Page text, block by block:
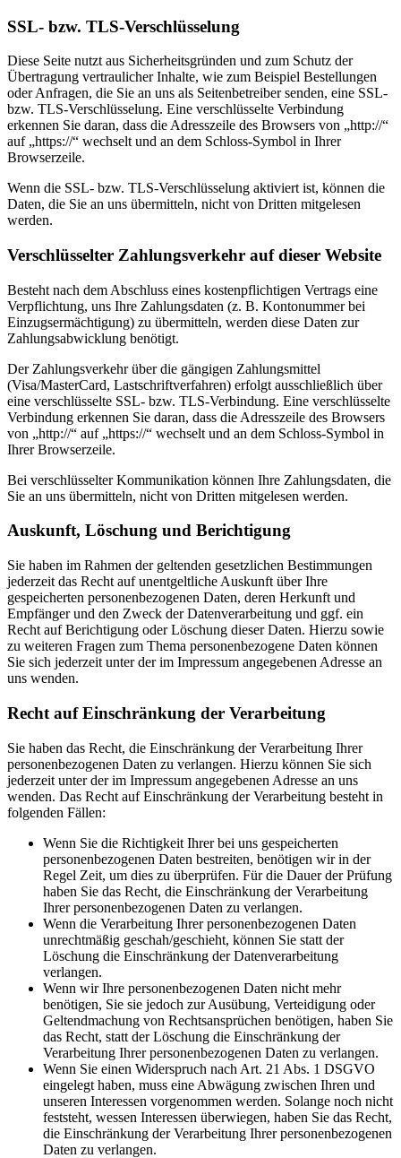
SSL- bzw. TLS-Verschlüsselung
Diese Seite nutzt aus Sicherheitsgründen und zum Schutz der
Übertragung vertraulicher Inhalte, wie zum Beispiel Bestellungen
oder Anfragen, die Sie an uns als Seitenbetreiber senden, eine SSL-
bzw. TLS-Verschlüsselung. Eine verschlüsselte Verbindung
erkennen Sie daran, dass die Adresszeile des Browsers von „http://“
auf „https://“ wechselt und an dem Schloss-Symbol in Ihrer
Browserzeile.
Wenn die SSL- bzw. TLS-Verschlüsselung aktiviert ist, können die
Daten, die Sie an uns übermitteln, nicht von Dritten mitgelesen
werden.
Verschlüsselter Zahlungsverkehr auf dieser Website
Besteht nach dem Abschluss eines kostenpflichtigen Vertrags eine
Verpflichtung, uns Ihre Zahlungsdaten (z. B. Kontonummer bei
Einzugsermächtigung) zu übermitteln, werden diese Daten zur
Zahlungsabwicklung benötigt.
Der Zahlungsverkehr über die gängigen Zahlungsmittel
(Visa/MasterCard, Lastschriftverfahren) erfolgt ausschließlich über
eine verschlüsselte SSL- bzw. TLS-Verbindung. Eine verschlüsselte
Verbindung erkennen Sie daran, dass die Adresszeile des Browsers
von „http://“ auf „https://“ wechselt und an dem Schloss-Symbol in
Ihrer Browserzeile.
Bei verschlüsselter Kommunikation können Ihre Zahlungsdaten, die
Sie an uns übermitteln, nicht von Dritten mitgelesen werden.
Auskunft, Löschung und Berichtigung
Sie haben im Rahmen der geltenden gesetzlichen Bestimmungen
jederzeit das Recht auf unentgeltliche Auskunft über Ihre
gespeicherten personenbezogenen Daten, deren Herkunft und
Empfänger und den Zweck der Datenverarbeitung und ggf. ein
Recht auf Berichtigung oder Löschung dieser Daten. Hierzu sowie
zu weiteren Fragen zum Thema personenbezogene Daten können
Sie sich jederzeit unter der im Impressum angegebenen Adresse an
uns wenden.
Recht auf Einschränkung der Verarbeitung
Sie haben das Recht, die Einschränkung der Verarbeitung Ihrer
personenbezogenen Daten zu verlangen. Hierzu können Sie sich
jederzeit unter der im Impressum angegebenen Adresse an uns
wenden. Das Recht auf Einschränkung der Verarbeitung besteht in
folgenden Fällen:
Wenn Sie die Richtigkeit Ihrer bei uns gespeicherten
personenbezogenen Daten bestreiten, benötigen wir in der
Regel Zeit, um dies zu überprüfen. Für die Dauer der Prüfung
haben Sie das Recht, die Einschränkung der Verarbeitung
Ihrer personenbezogenen Daten zu verlangen.
Wenn die Verarbeitung Ihrer personenbezogenen Daten
unrechtmäßig geschah/geschieht, können Sie statt der
Löschung die Einschränkung der Datenverarbeitung
verlangen.
Wenn wir Ihre personenbezogenen Daten nicht mehr
benötigen, Sie sie jedoch zur Ausübung, Verteidigung oder
Geltendmachung von Rechtsansprüchen benötigen, haben Sie
das Recht, statt der Löschung die Einschränkung der
Verarbeitung Ihrer personenbezogenen Daten zu verlangen.
Wenn Sie einen Widerspruch nach Art. 21 Abs. 1 DSGVO
eingelegt haben, muss eine Abwägung zwischen Ihren und
unseren Interessen vorgenommen werden. Solange noch nicht
feststeht, wessen Interessen überwiegen, haben Sie das Recht,
die Einschränkung der Verarbeitung Ihrer personenbezogenen
Daten zu verlangen.